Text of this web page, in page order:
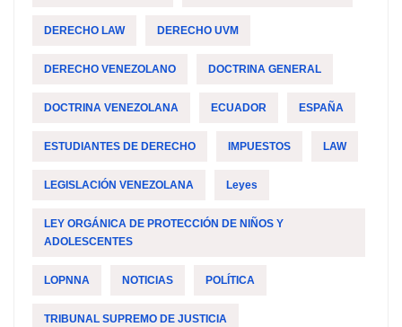
DERECHO LAW DERECHO UVM
DERECHO VENEZOLANO DOCTRINA GENERAL
DOCTRINA VENEZOLANA ECUADOR ESPAÑA
ESTUDIANTES DE DERECHO IMPUESTOS LAW
LEGISLACIÓN VENEZOLANA Leyes
LEY ORGÁNICA DE PROTECCIÓN DE NIÑOS Y
ADOLESCENTES
LOPNNA NOTICIAS POLÍTICA
TRIBUNAL SUPREMO DE JUSTICIA